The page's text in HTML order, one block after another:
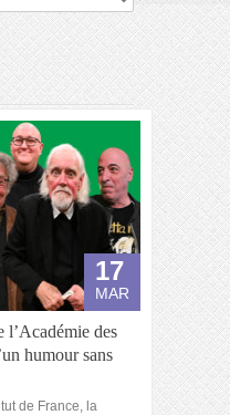
17
MAR
des
humour sans
de France, la